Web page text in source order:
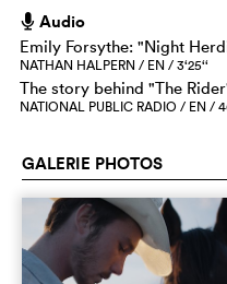
h Audio
Emily Forsythe: "Night
NATHAN HALPERN / EN / 3‘25‘‘
The story behind "The
NATIONAL PUBLIC RADIO / EN /
GALERIE PHOTOS